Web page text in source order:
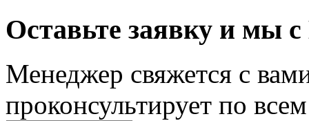
Оставьте заявку и мы
Менеджер свяжется с
проконсультирует по